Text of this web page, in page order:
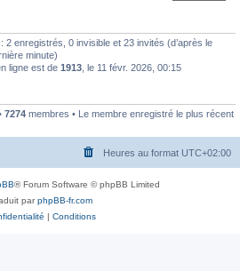
2 enregistrés, 0 invisible et 23 invités (d’après le
minute)
ligne est de 1913 , le 11 févr. 2026, 00:15
7274 membres • Le membre enregistré le plus récent
Heures au format UTC+02:00
® Forum Software © phpBB Limited
parphpBB-fr.com
| Conditions